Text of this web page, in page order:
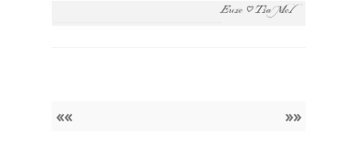
«« »»